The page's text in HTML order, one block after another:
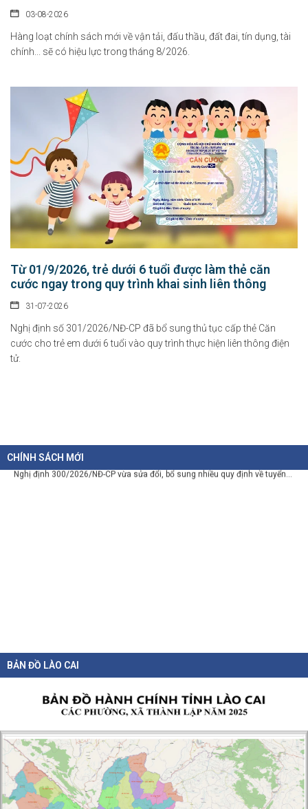
03-08-2026
Hàng loạt chính sách mới về vận tải, đấu thầu, đất đai, tín dụng, tài
chính... sẽ có hiệu lực trong tháng 8/2026.
Từ 01/9/2026, trẻ dưới 6 tuổi được làm thẻ căn
cước ngay trong quy trình khai sinh liên thông
31-07-2026
Nghị định số 301/2026/NĐ-CP đã bổ sung thủ tục cấp thẻ Căn
cước cho trẻ em dưới 6 tuổi vào quy trình thực hiện liên thông điện
tử.
CHÍNH SÁCH MỚI
văn hóa số
07-08-2026
Tại Nghị định số 277/2026/NĐ-CP, Chính phủ quy định cụ thể chính sách hỗ...
Chỉ thị của Thủ tướng Chính phủ về các nhiệm vụ trọng tâm năm
học 2026 - 2027
06-08-2026
Thủ tướng Chính phủ vừa ban hành Chỉ thị số 31/CT-TTg ngày 5/8/2026 về
Chính sách cho người có uy tín trong vùng đồng bào dân tộc
Nghị định số 307/2026/NĐ-CP quy định chính sách hỗ trợ, khen thưởng và
tôn...
Nghị định 300/2026/NĐ-CP vừa sửa đổi, bổ sung nhiều quy định về tuyển...
BẢN ĐỒ LÀO CAI